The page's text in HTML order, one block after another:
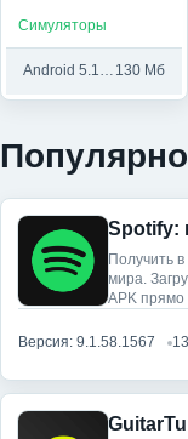
Симуляторы
Android 5.1 и выше 130 Мб
Получить
мира.
APK прямо
Версия: 9.1.58.1567